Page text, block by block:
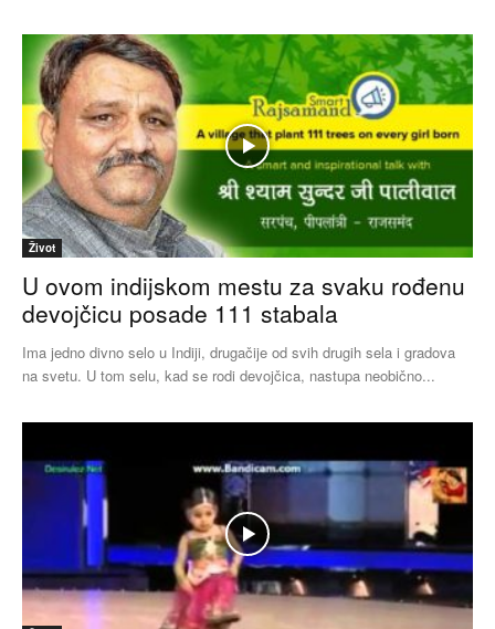
Život
U ovom indijskom mestu za svaku rođenu
devojčicu posade 111 stabala
Ima jedno divno selo u Indiji, drugačije od svih drugih sela i gradova
na svetu. U tom selu, kad se rodi devojčica, nastupa neobično...